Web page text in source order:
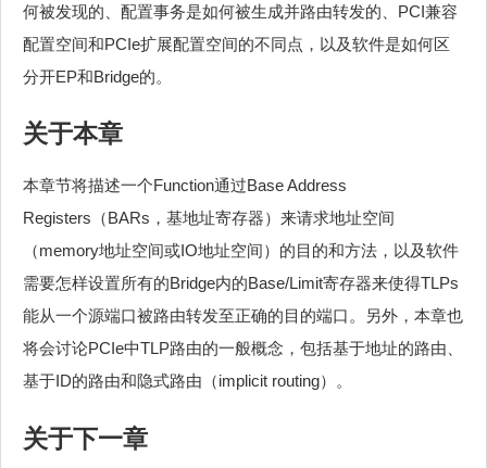
何被发现的、配置事务是如何被生成并路由转发的、PCI兼容
配置空间和PCIe扩展配置空间的不同点，以及软件是如何区
分开EP和Bridge的。
关于本章
本章节将描述一个Function通过Base Address
Registers（BARs，基地址寄存器）来请求地址空间
（memory地址空间或IO地址空间）的目的和方法，以及软件
需要怎样设置所有的Bridge内的Base/Limit寄存器来使得TLPs
能从一个源端口被路由转发至正确的目的端口。另外，本章也
将会讨论PCIe中TLP路由的一般概念，包括基于地址的路由、
基于ID的路由和隐式路由（implicit routing）。
关于下一章